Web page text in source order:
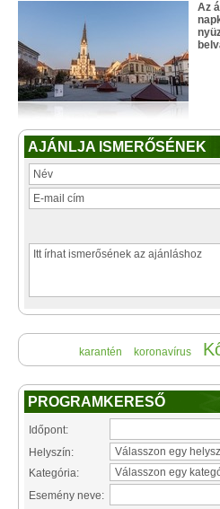
Az
AJÁNLJA ISMERŐSÉNEK
karantén koronavírus
PROGRAMKERESŐ
Időpont:
Helyszín:
Kategória:
Esemény neve: